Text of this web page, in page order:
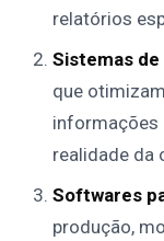
relatórios
Sistemas
que
informações
realidade da
Softwares
produção,